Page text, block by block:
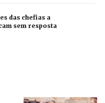
das chefias a
sem resposta